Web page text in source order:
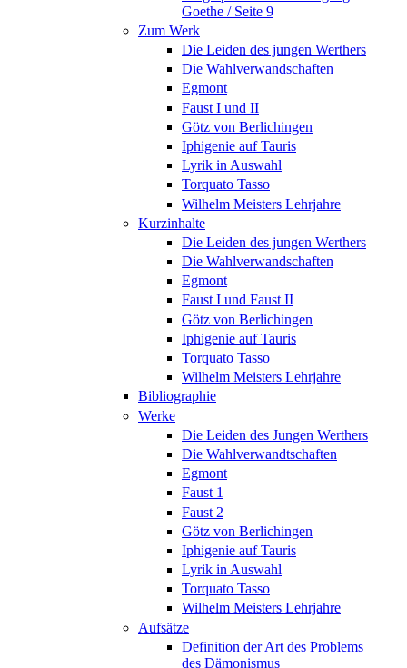
Goethe / Seite 9
Zum Werk
Die Leiden des jungen Werthers
Die Wahlverwandschaften
Egmont
Faust I und II
Götz von Berlichingen
Iphigenie auf Tauris
Lyrik in Auswahl
Torquato Tasso
Wilhelm Meisters Lehrjahre
Kurzinhalte
Die Leiden des jungen Werthers
Die Wahlverwandschaften
Egmont
Faust I und Faust II
Götz von Berlichingen
Iphigenie auf Tauris
Torquato Tasso
Wilhelm Meisters Lehrjahre
Bibliographie
Werke
Die Leiden des Jungen Werthers
Die Wahlverwandtschaften
Egmont
Faust 1
Faust 2
Götz von Berlichingen
Iphigenie auf Tauris
Lyrik in Auswahl
Torquato Tasso
Wilhelm Meisters Lehrjahre
Aufsätze
Definition der Art des Problems
des Dämonismus